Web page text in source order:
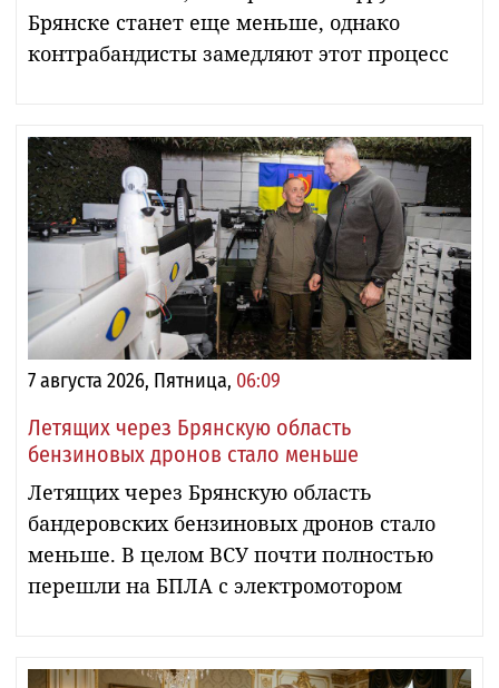
Брянске станет еще меньше, однако
контрабандисты замедляют этот процесс
7 августа 2026, Пятница, 06:09
Летящих через Брянскую область
бензиновых дронов стало меньше
Летящих через Брянскую область
бандеровских бензиновых дронов стало
меньше. В целом ВСУ почти полностью
перешли на БПЛА с электромотором